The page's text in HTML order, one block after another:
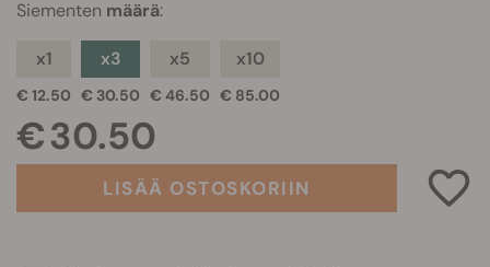
Siementen määrä:
x1
€ 12.50
x3
€ 30.50
x5
€ 46.50
x10
€ 85.00
€ 30.50
LISÄÄ OSTOSKORIIN